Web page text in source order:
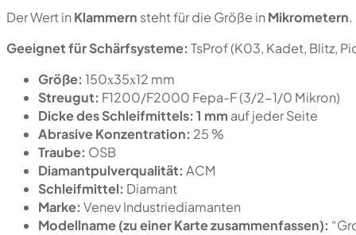
Der Wert inKlammern steht für die Größe inMikrometern.
Geeignet für Schärfsysteme: TsProf (K03, Kadet, Blitz,
Größe: 150х35х12 mm
Streugut: F1200/F2000 Fepa-F (3/2-1/0 Mikron)
Dicke des Schleifmittels: 1 mm auf jeder Seite
Abrasive Konzentration: 25 %
Traube: OSB
Diamantpulverqualität: ACM
Schleifmittel: Diamant
Marke: Venev Industriediamanten
Modellname (zu einer Karte zusammenfassen):